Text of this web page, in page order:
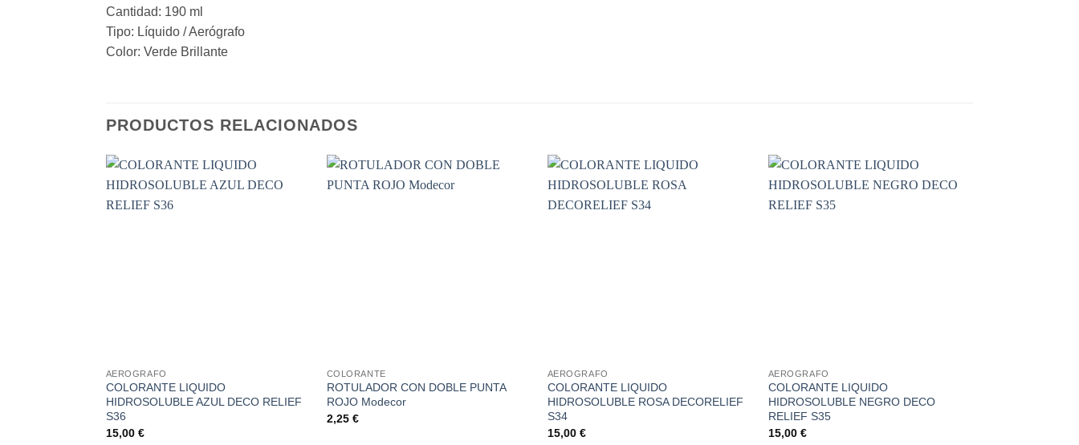
Cantidad: 190 ml
Tipo: Líquido / Aerógrafo
Color: Verde Brillante
PRODUCTOS RELACIONADOS
AEROGRAFO
COLORANTE LIQUIDO
HIDROSOLUBLE AZUL DECO RELIEF
S36
15,00 €
COLORANTE
ROTULADOR CON DOBLE PUNTA
ROJO Modecor
2,25 €
AEROGRAFO
COLORANTE LIQUIDO
HIDROSOLUBLE ROSA DECORELIEF
S34
15,00 €
AEROGRAFO
COLORANTE LIQUIDO
HIDROSOLUBLE NEGRO DECO
RELIEF S35
15,00 €